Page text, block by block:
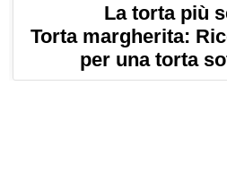
La torta più
Torta margherita:
per una torta